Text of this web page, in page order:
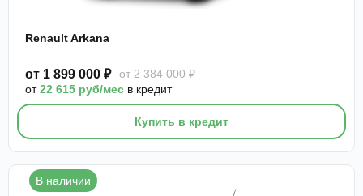
Renault Arkana
от 1 899 000 ₽
от 2 384 000 ₽
от22 615 руб/мес в кредит
Купить в кредит
В наличии